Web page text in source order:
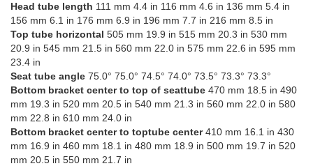
Head tube length 111 mm 4.4 in 116 mm 4.6 in 136 mm 5.4 in
156 mm 6.1 in 176 mm 6.9 in 196 mm 7.7 in 216 mm 8.5 in
Top tube horizontal 505 mm 19.9 in 515 mm 20.3 in 530 mm
20.9 in 545 mm 21.5 in 560 mm 22.0 in 575 mm 22.6 in 595 mm
23.4 in
Seat tube angle 75.0° 75.0° 74.5° 74.0° 73.5° 73.3° 73.3°
Bottom bracket center to top of seattube 470 mm 18.5 in 490
mm 19.3 in 520 mm 20.5 in 540 mm 21.3 in 560 mm 22.0 in 580
mm 22.8 in 610 mm 24.0 in
Bottom bracket center to toptube center410 mm 16.1 in 430
mm 16.9 in 460 mm 18.1 in 480 mm 18.9 in 500 mm 19.7 in 520
mm 20.5 in 550 mm 21.7 in